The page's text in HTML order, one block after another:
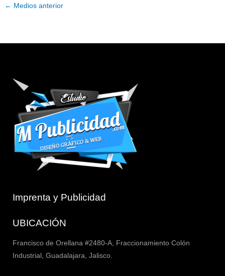
← Medios anterior
Imprenta y Publicidad
UBICACIÓN
Francisco de Orellana #2480-A, Fraccionamiento Colón
Industrial, Guadalajara, Jalisco.